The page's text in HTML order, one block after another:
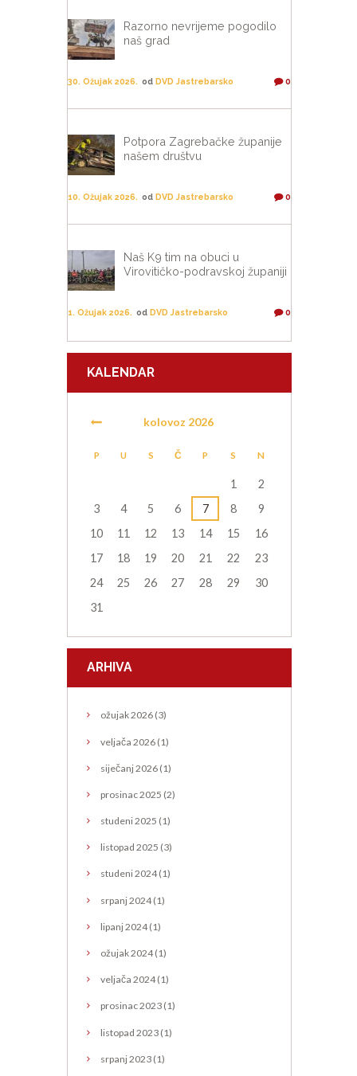
Razorno nevrijeme pogodilo
naš grad
30. Ožujak 2026. od DVD Jastrebarsko 0
Potpora Zagrebačke županije
našem društvu
10. Ožujak 2026. od DVD Jastrebarsko 0
Naš K9 tim na obuci u
Virovitičko-podravskoj županiji
1. Ožujak 2026. od DVD Jastrebarsko 0
KALENDAR
kolovoz 2026
P U S Č P S N
1
2
3
4 5 6 7 8
9
10
11 12 13 14 15
16
17
18 19 20 21 22
23
24
25 26 27 28 29
30
31
ARHIVA
ožujak2026(3)
veljača 2026(1)
siječanj2026(1)
prosinac2025 (2)
studeni2025 (1)
listopad 2025 (3)
studeni2024(1)
srpanj2024(1)
lipanj2024(1)
ožujak2024(1)
veljača 2024(1)
prosinac2023(1)
listopad 2023(1)
srpanj2023(1)